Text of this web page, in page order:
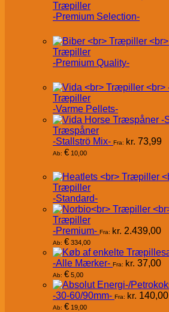
Træpiller
-Premium Selection-
Træpiller
-Premium Quality-
Træpiller
-Varme Pellets-
Træspåner
-Stallströ Mix- Fra: kr. 73,99
Ab: € 10,00
Træpiller
-Standard-
Træpiller
-Premium- Fra: kr. 2.439,00
Ab: € 334,00
-Alle Mærker- Fra: kr. 37,00
Ab: € 5,00
-30-60/90mm- Fra: kr. 140,00
Ab: € 19,00